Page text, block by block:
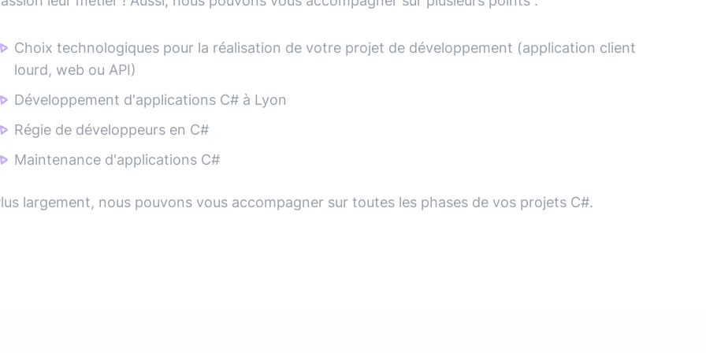
Choix technologiques pour la réalisation de votre projet de développement (application client
lourd, web ou API)
Développement d'applications C# à Lyon
Régie de développeurs en C#
Maintenance d'applications C#
largement, nous pouvons vous accompagner sur toutes les phases de vos projets C#.